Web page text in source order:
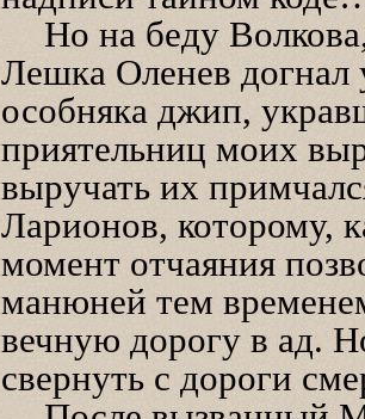
Но на беду
Лешка Оленев догнал
особняка джип,
приятельниц моих
выручать их
Ларионов, которому,
момент отчаяния
манюней тем
вечную дорогу в ад.
свернуть с дороги